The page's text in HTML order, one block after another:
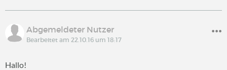
Abgemeldeter Nutzer
Bearbeitet am 22.10.16 um 18:17
Hallo!